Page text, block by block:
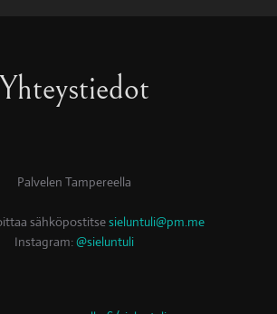
Yhteystiedot
Palvelen Tampereella
sähköpostitsesieluntuli@pm.me
Instagram:@sieluntuli